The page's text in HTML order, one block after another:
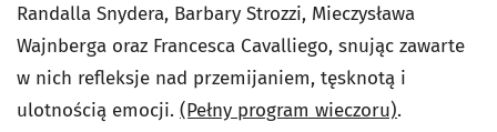
Randalla Snydera, Barbary Strozzi, Mieczysława
Wajnberga oraz Francesca Cavalliego, snując zawarte
w nich refleksje nad przemijaniem, tęsknotą i
ulotnością emocji. (Pełny program wieczoru).